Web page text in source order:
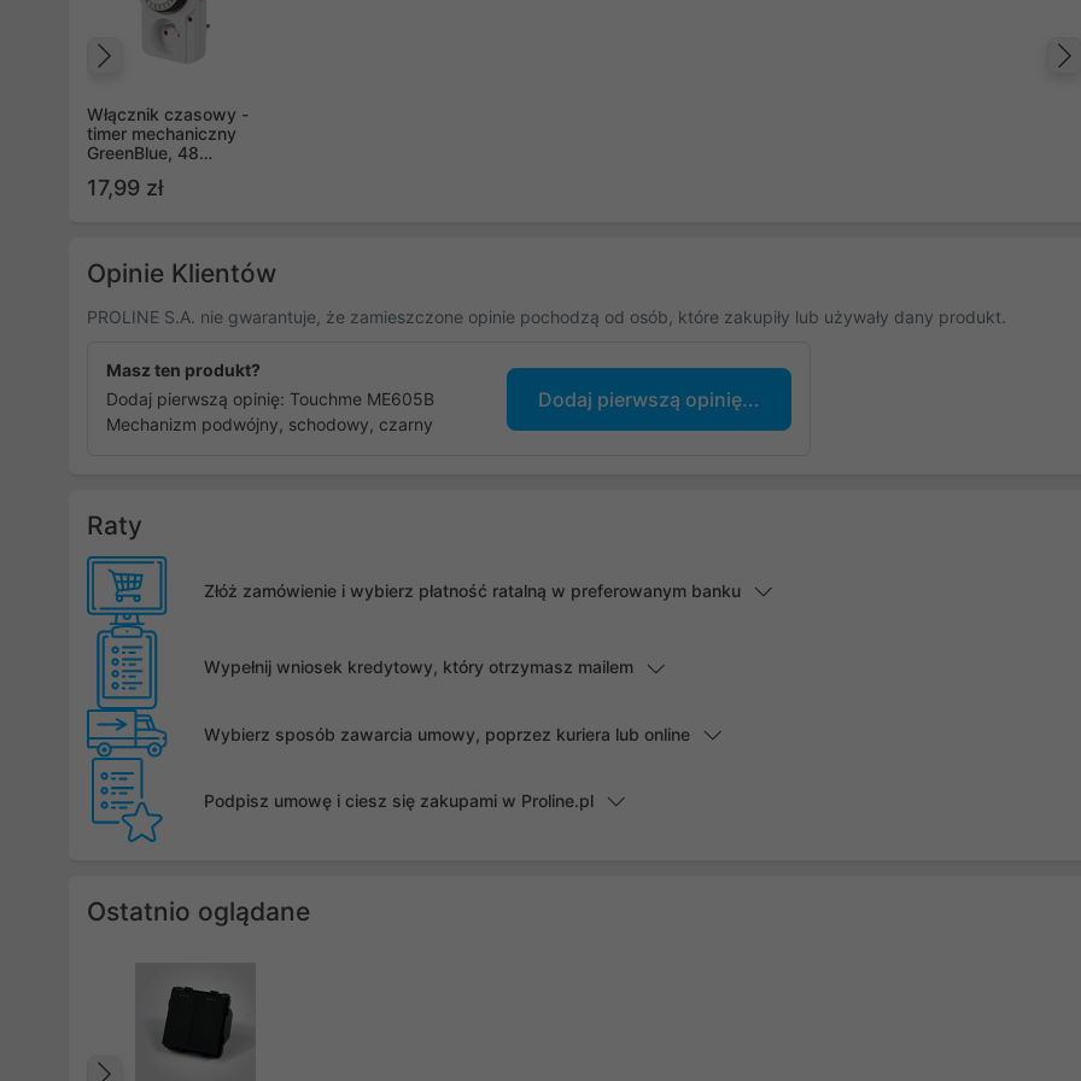
Włącznik czasowy -
timer mechaniczny
GreenBlue, 48
obciążenie 16A, IP20,
17,99 zł
Opinie Klientów
PROLINE S.A. nie gwarantuje, że zamieszczone opinie pochodzą od osób, które zakupiły lub używały dany produkt.
Masz ten produkt?
Dodaj pierwszą opinię: Touchme ME605B
Mechanizm podwójny, schodowy, czarny
Dodaj pierwszą opinię...
Raty
Złóż zamówienie i wybierz płatność ratalną w preferowanym banku
Wypełnij wniosek kredytowy, który otrzymasz mailem
Wybierz sposób zawarcia umowy, poprzez kuriera lub online
Podpisz umowę i ciesz się zakupami w Proline.pl
Ostatnio oglądane